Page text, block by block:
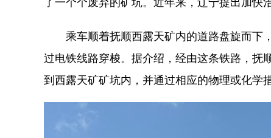
乘车顺着抚顺西露天矿内的道路盘旋而下
过电铁线路穿梭。据介绍，经由这条铁路，
到西露天矿矿坑内，并通过相应的物理或化学